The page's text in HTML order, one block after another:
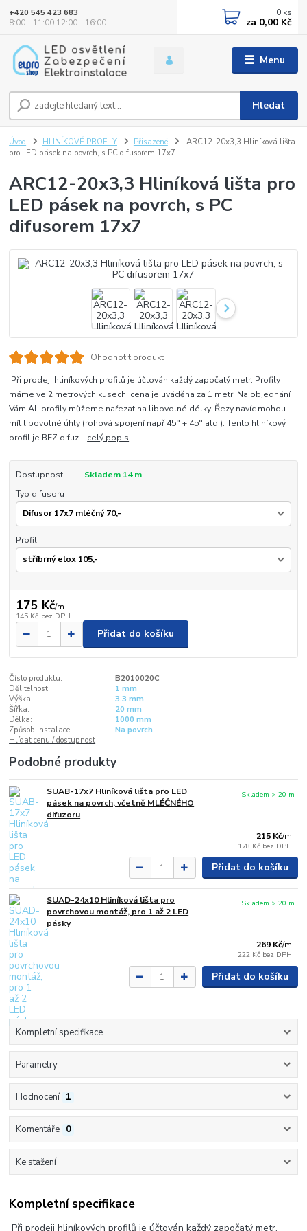
Menu
Hledat
+420 545 423 683
8:00 - 11:00 12:00 - 16:00
0 ks
za 0,00 Kč
Úvod HLINÍKOVÉ PROFILY Přisazené
ARC12-20x3,3 Hliníková lišta
pro LED pásek na povrch, s PC difusorem 17x7
ARC12-20x3,3 Hliníková lišta pro
LED pásek na povrch, s PC
difusorem 17x7
Ohodnotit produkt
Při prodeji hliníkových profilů je účtován každý započatý metr. Profily
máme ve 2 metrových kusech, cena je uváděna za 1 metr. Na objednání
Vám AL profily můžeme nařezat na libovolné délky. Řezy navíc mohou
mít libovolné úhly (rohová spojení např 45° + 45° atd.). Tento hliníkový
profil je BEZ difuz... celý popis
Dostupnost
Skladem 14 m
Typ difusoru
Profil
175 Kč/m
145 Kč bez DPH
Přidat do košíku
Číslo produktu:
B2010020C
Dělitelnost:
1 mm
Výška:
3.3 mm
Šířka:
20 mm
Délka:
1000 mm
Způsob instalace:
Na povrch
Hlídat cenu / dostupnost
Podobné produkty
SUAB-17x7 Hliníková lišta pro LED
pásek na povrch, včetně MLÉČNÉHO
difuzoru
215 Kč/m
178 Kč bez DPH
Skladem > 20 m
Přidat do košíku
SUAD-24x10 Hliníková lišta pro
povrchovou montáž, pro 1 až 2 LED
pásky
269 Kč/m
222 Kč bez DPH
Skladem > 20 m
Přidat do košíku
Kompletní specifikace
Parametry
Hodnocení 1
Komentáře 0
Ke stažení
Kompletní specifikace
Při prodeji hliníkových profilů je účtován každý započatý metr.